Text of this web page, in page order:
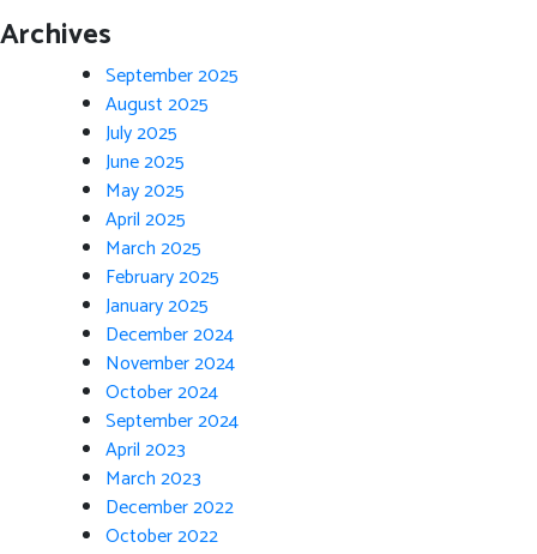
Archives
September 2025
August 2025
July 2025
June 2025
May 2025
April 2025
March 2025
February 2025
January 2025
December 2024
November 2024
October 2024
September 2024
April 2023
March 2023
December 2022
October 2022